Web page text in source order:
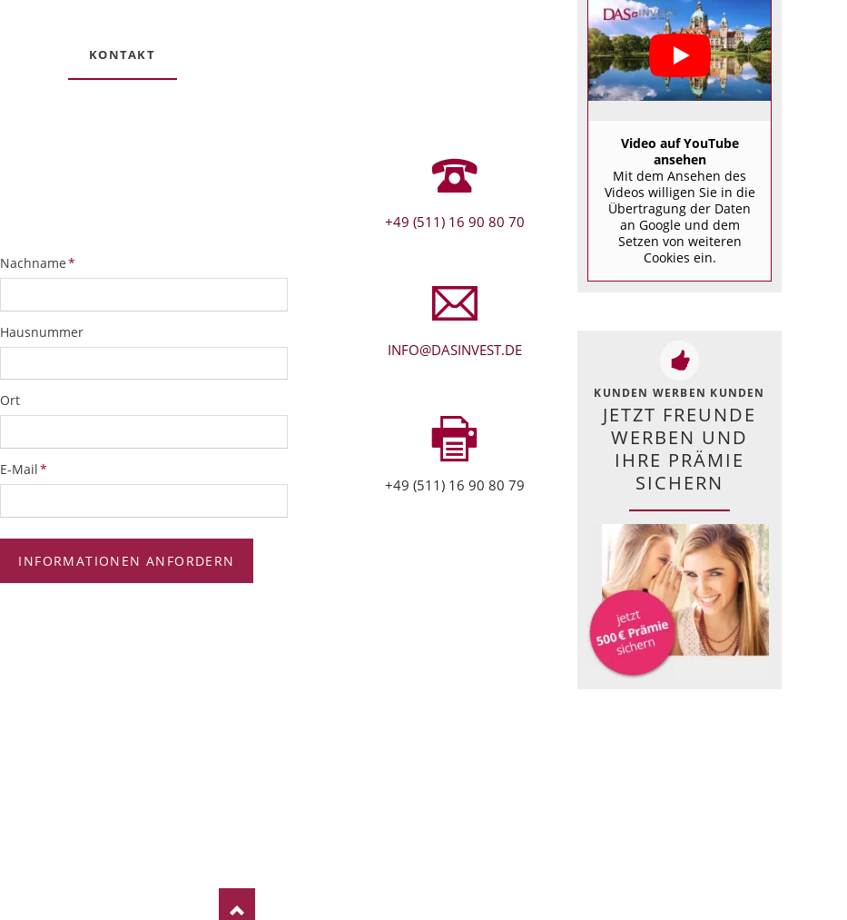
KONTAKT
Pflichtfeld
Nachname*
Hausnummer
Ort
Pflichtfeld
E-Mail*
INFORMATIONEN ANFORDERN
+49 (511) 16 90 80 70
INFO@DASINVEST.DE
+49 (511) 16 90 80 79
Video auf YouTube
ansehen
Mit dem Ansehen des
Videos willigen Sie in die
Übertragung der Daten
an Google und dem
Setzen von weiteren
Cookies ein.
KUNDEN WERBEN KUNDEN
JETZT FREUNDE
WERBEN UND
IHRE PRÄMIE
SICHERN